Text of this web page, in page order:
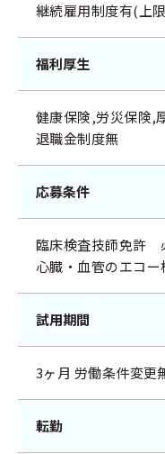
継続雇用制度有(上
福利厚生
健康保険,労災保険,
退職金制度無
応募条件
臨床検査技師免許
心臓・血管のエコ
試用期間
3ヶ月 労働条件変更
転勤